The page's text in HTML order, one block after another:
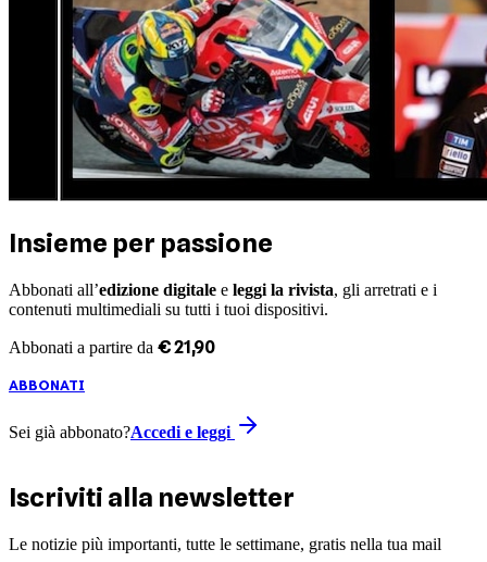
Insieme per passione
Abbonati all’edizione digitale e leggi la rivista, gli arretrati e i
contenuti multimediali su tutti i tuoi dispositivi.
Abbonati a partire da €21 ,90
ABBONATI
Sei già abbonato?Accedi e leggi
Iscriviti alla newsletter
Le notizie più importanti, tutte le settimane, gratis nella tua mail